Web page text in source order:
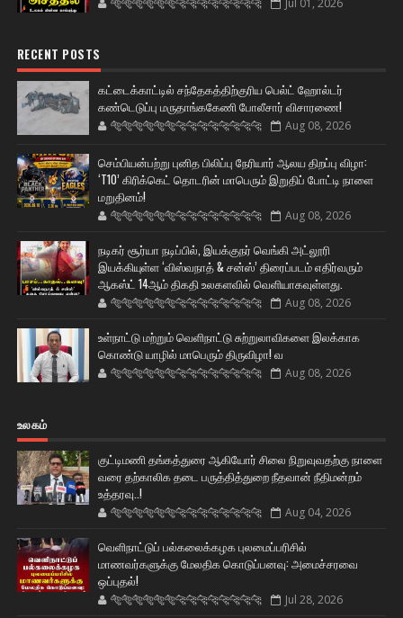
🐅🐅🐅🐅🐅🐅🐆🐆🐆🐆🐆🐆🐆🐆 Jul 01, 2026
RECENT POSTS
கட்டைக்காட்டில் சந்தேகத்திற்குரிய பெல்ட் ஹோல்டர்
கண்டெடுப்பு மருதாங்ககேணி போலீசார் விசாரணை!
🐅🐅🐅🐅🐅🐅🐆🐆🐆🐆🐆🐆🐆🐆 Aug 08, 2026
செம்பியன்பற்று புனித பிலிப்பு நேரியார் ஆலய திறப்பு விழா:
‘T10’ கிரிக்கெட் தொடரின் மாபெரும் இறுதிப் போட்டி நாளை
மறுதினம்!
🐅🐅🐅🐅🐅🐅🐆🐆🐆🐆🐆🐆🐆🐆 Aug 08, 2026
நடிகர் சூர்யா நடிப்பில், இயக்குநர் வெங்கி அட்லூரி
இயக்கியுள்ள ‘விஸ்வநாத் & சன்ஸ்’ திரைப்படம் எதிர்வரும்
ஆகஸ்ட் 14ஆம் திகதி உலகளவில் வெளியாகவுள்ளது.
🐅🐅🐅🐅🐅🐅🐆🐆🐆🐆🐆🐆🐆🐆 Aug 08, 2026
உள்நாட்டு மற்றும் வெளிநாட்டு சுற்றுலாவிகளை இலக்காக
கொண்டு யாழில் மாபெரும் திருவிழா! வ
🐅🐅🐅🐅🐅🐅🐆🐆🐆🐆🐆🐆🐆🐆 Aug 08, 2026
உலகம்
குட்டிமணி தங்கத்துரை ஆகியோர் சிலை நிறுவுவதற்கு நாளை
வரை தற்காலிக தடை பருத்தித்துறை நீதவான் நீதிமன்றம்
உத்தரவு..!
🐅🐅🐅🐅🐅🐅🐆🐆🐆🐆🐆🐆🐆🐆 Aug 04, 2026
வெளிநாட்டுப் பல்கலைக்கழக புலமைப்பரிசில்
மாணவர்களுக்கு மேலதிக கொடுப்பனவு: அமைச்சரவை
ஒப்புதல்!
🐅🐅🐅🐅🐅🐅🐆🐆🐆🐆🐆🐆🐆🐆 Jul 28, 2026